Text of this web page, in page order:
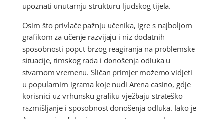
upoznati unutarnju strukturu ljudskog tijela.
Osim što privlače pažnju učenika, igre s najboljom
grafikom za učenje razvijaju i niz dodatnih
sposobnosti poput brzog reagiranja na problemske
situacije, timskog rada i donošenja odluka u
stvarnom vremenu. Sličan primjer možemo vidjeti
u popularnim igrama koje nudi Arena casino, gdje
korisnici uz vrhunsku grafiku vježbaju strateško
razmišljanje i sposobnost donošenja odluka. Iako je